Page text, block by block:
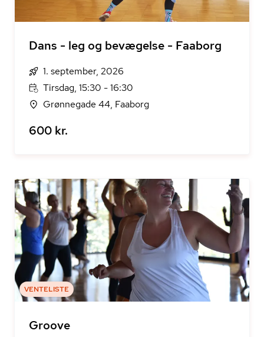
Dans - leg og bevægelse - Faaborg
1. september, 2026
Tirsdag, 15:30 - 16:30
Grønnegade 44, Faaborg
600 kr.
VENTELISTE
Groove